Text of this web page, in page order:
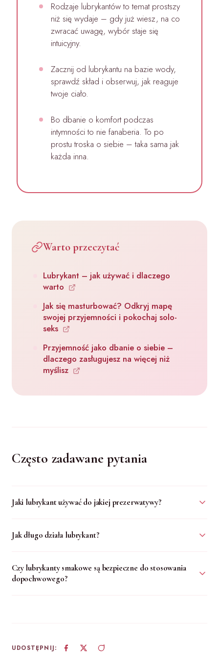
Rodzaje lubrykantów to temat prostszy
niż się wydaje – gdy już wiesz, na co
zwracać uwagę, wybór staje się
intuicyjny.
Zacznij od lubrykantu na bazie wody,
sprawdź skład i obserwuj, jak reaguje
twoje ciało.
Bo dbanie o komfort podczas
intymności to nie fanaberia. To po
prostu troska o siebie – taka sama jak
każda inna.
Warto przeczytać
Lubrykant – jak używać i dlaczego
warto
Jak się masturbować? Odkryj mapę
swojej przyjemności i pokochaj solo-
seks
Przyjemność jako dbanie o siebie –
dlaczego zasługujesz na więcej niż
myślisz
Często zadawane pytania
Jaki lubrykant używać do jakiej prezerwatywy?
Jak długo działa lubrykant?
Czy lubrykanty smakowe są bezpieczne do stosowania
dopochwowego?
UDOSTĘPNIJ: